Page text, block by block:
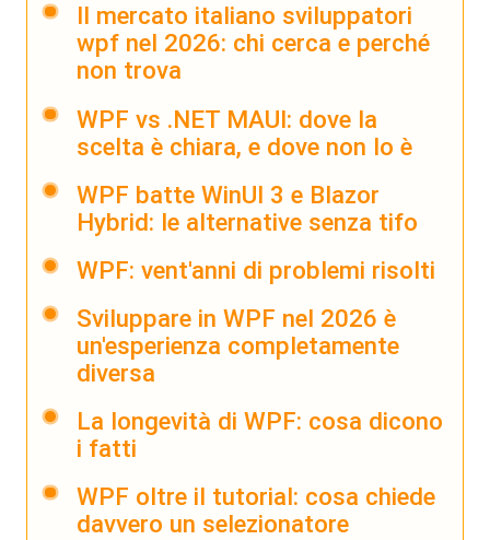
Il mercato italiano sviluppatori
wpf nel 2026: chi cerca e perché
non trova
WPF vs .NET MAUI: dove la
scelta è chiara, e dove non lo è
WPF batte WinUI 3 e Blazor
Hybrid: le alternative senza tifo
WPF: vent'anni di problemi risolti
Sviluppare in WPF nel 2026 è
un'esperienza completamente
diversa
La longevità di WPF: cosa dicono
i fatti
WPF oltre il tutorial: cosa chiede
davvero un selezionatore